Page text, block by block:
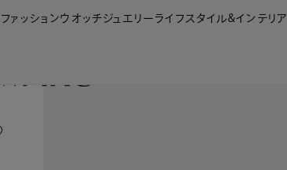
ファッションウオッチジュエリー ライフスタイル&インテリア